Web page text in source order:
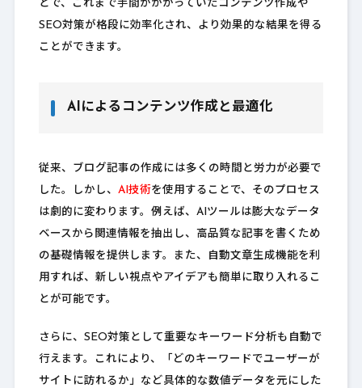
とで、これまで手間がかかっていたコンテンツ作成や
SEO対策が格段に効率化され、より効果的な結果を得る
ことができます。
AIによるコンテンツ作成と最適化
従来、ブログ記事の作成には多くの時間と労力が必要で
した。しかし、 AI技術を使用することで、そのプロセス
は劇的に変わります。例えば、AIツールは膨大なデータ
ベースから関連情報を抽出し、高品質な記事を書くため
の基礎情報を提供します。また、自動文章生成機能を利
用すれば、新しい視点やアイデアも簡単に取り入れるこ
とが可能です。
さらに、SEO対策として重要なキーワード分析も自動で
行えます。これにより、「どのキーワードでユーザーが
サイトに訪れるか」など具体的な数値データを元にした